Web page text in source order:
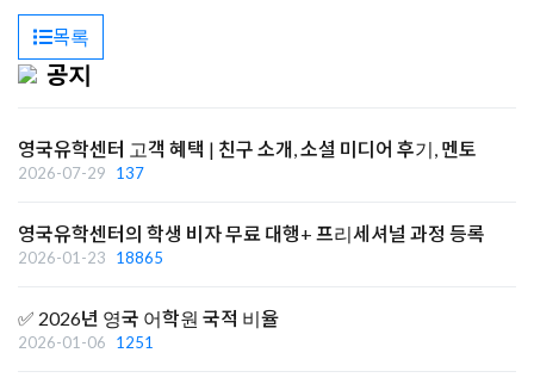
목록
공지
영국유학센터 고객 혜택 | 친구 소개, 소셜 미디어 후기, 멘토
2026-07-29 137
영국유학센터의 학생 비자 무료 대행+ 프리세셔널 과정 등록
2026-01-23 18865
✅ 2026년 영국 어학원 국적 비율
2026-01-06 1251